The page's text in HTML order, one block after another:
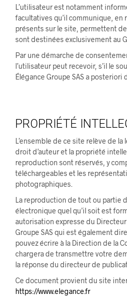
L’utilisateur est notamment
facultatives qu’il communique, en
présents sur le site, permettent
sont destinées exclusivement au
Par une démarche de
l’utilisateur peut recevoir, s’il le
Élégance Groupe SAS a posteriori
PROPRIÉTÉ
L’ensemble de ce site relève de
droit d’auteur et la propriété
reproduction sont réservés, y
téléchargeables et les
photographiques.
La reproduction de tout ou partie
électronique quel qu’il soit est
autorisation expresse du
Groupe SAS qui est également
pouvez écrire à la Direction de la
chargera de transmettre votre
la réponse du directeur de
Ce document provient du site
https://www.elegance.fr